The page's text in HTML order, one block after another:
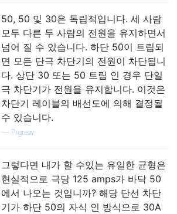
50, 50 및 30은 독립적입니다. 세 사람
모두 다른 두 사람의 전원을 유지하면서
넘어 질 수 있습니다. 하단 50이 트립되
면 모든 단극 차단기의 전원이 차단됩니
다. 상단 30 또는 50 트립 인 경우 단일
극 차단기가 전원을 유지합니다. 이것은
차단기 레이블의 배선도에 의해 결정될
수 있습니다.
— Pigrew
그렇다면 내가 할 수있는 유일한 균형은
현실적으로 극당 125 amps가 바닥 50
에서 나오는 것입니까? 해당 단선 차단
기가 하단 50의 자식 인 방식으로 30A